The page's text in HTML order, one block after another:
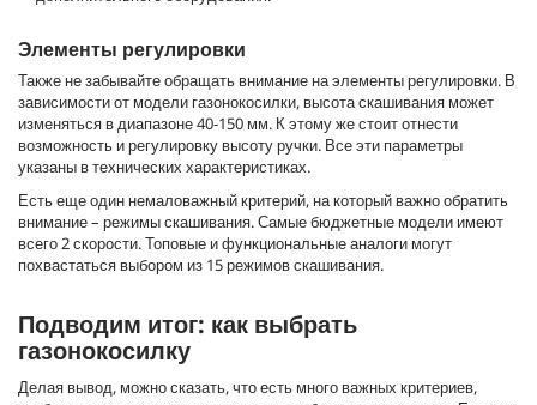
Элементы регулировки
Также не забывайте обращать внимание на элементы регулировки. В
зависимости от модели газонокосилки, высота скашивания может
изменяться в диапазоне 40-150 мм. К этому же стоит отнести
возможность и регулировку высоту ручки. Все эти параметры
указаны в технических характеристиках.
Есть еще один немаловажный критерий, на который важно обратить
внимание – режимы скашивания. Самые бюджетные модели имеют
всего 2 скорости. Топовые и функциональные аналоги могут
похвастаться выбором из 15 режимов скашивания.
Подводим итог: как выбрать
газонокосилку
Делая вывод, можно сказать, что есть много важных критериев,